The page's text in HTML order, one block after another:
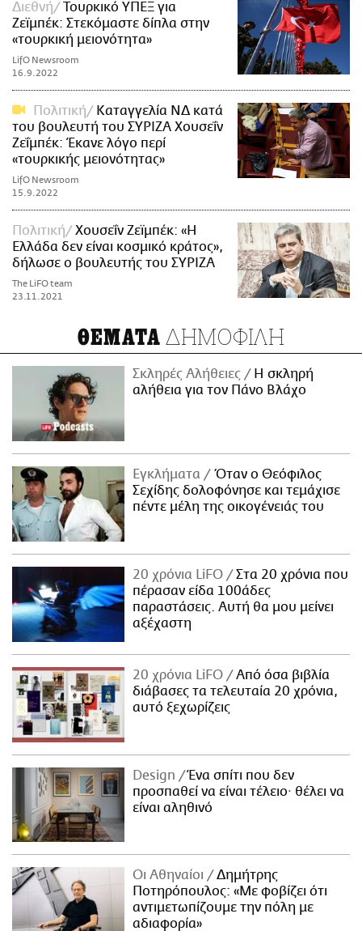
Διεθνή
Τουρκικό ΥΠΕΞ για
Ζεϊμπέκ: Στεκόμαστε δίπλα στην
«τουρκική μειονότητα»
LifO Newsroom
16.9.2022
Πολιτική
Καταγγελία ΝΔ κατά
του βουλευτή του ΣΥΡΙΖΑ Χουσεΐν
Ζεΐμπέκ: Έκανε λόγο περί
«τουρκικής μειονότητας»
LifO Newsroom
15.9.2022
Πολιτική
Χουσεΐν Ζεϊμπέκ: «Η
Ελλάδα δεν είναι κοσμικό κράτος»,
δήλωσε ο βουλευτής του ΣΥΡΙΖΑ
The LiFO team
23.11.2021
ΘΕΜΑΤΑ ΔΗΜΟΦΙΛΗ
Σκληρές Αλήθειες
H σκληρή
αλήθεια για τον Πάνο Βλάχο
Εγκλήματα
Όταν ο Θεόφιλος
Σεχίδης δολοφόνησε και τεμάχισε
πέντε μέλη της οικογένειάς του
20 χρόνια LiFO
Στα 20 χρόνια που
πέρασαν είδα 100άδες
παραστάσεις. Αυτή θα μου μείνει
αξέχαστη
20 χρόνια LiFO
Από όσα βιβλία
διάβασες τα τελευταία 20 χρόνια,
αυτό ξεχωρίζεις
Design
Ένα σπίτι που δεν
προσπαθεί να είναι τέλειο· θέλει να
είναι αληθινό
Οι Αθηναίοι
Δημήτρης
Ποτηρόπουλος: «Με φοβίζει ότι
αντιμετωπίζουμε την πόλη με
αδιαφορία»